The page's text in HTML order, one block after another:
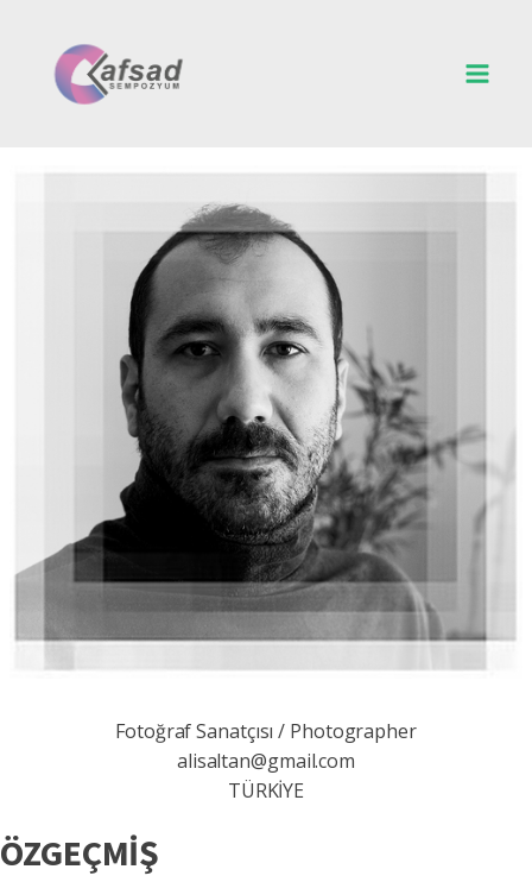
Fotoğraf Sanatçısı / Photographer
alisaltan@gmail.com
TÜRKİYE
ÖZGEÇMİŞ